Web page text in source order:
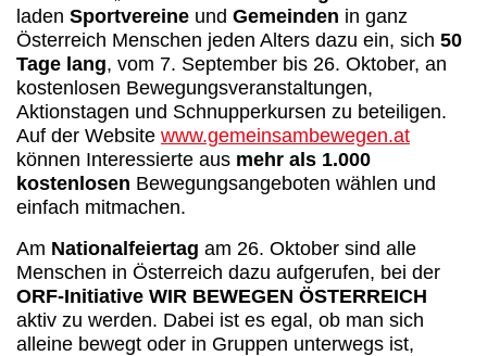
laden Sportvereine und Gemeinden in ganz
Österreich Menschen jeden Alters dazu ein, sich 50
Tage lang, vom 7. September bis 26. Oktober, an
kostenlosen Bewegungsveranstaltungen,
Aktionstagen und Schnupperkursen zu beteiligen.
Auf der Website www.gemeinsambewegen.at
können Interessierte aus mehr als 1.000
kostenlosen Bewegungsangeboten wählen und
einfach mitmachen.
Am Nationalfeiertag am 26. Oktober sind alle
Menschen in Österreich dazu aufgerufen, bei der
ORF-Initiative WIR BEWEGEN ÖSTERREICH
aktiv zu werden. Dabei ist es egal, ob man sich
alleine bewegt oder in Gruppen unterwegs ist,